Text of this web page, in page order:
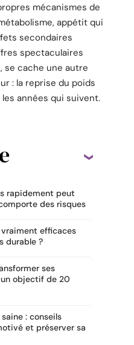
mécanismes de
appétit qui
secondaires
spectaculaires
se cache une autre
: la reprise du poids
années qui suivent.
rapidement peut
des risques
efficaces
durable ?
ses
objectif de 20
: conseils
et préserver sa